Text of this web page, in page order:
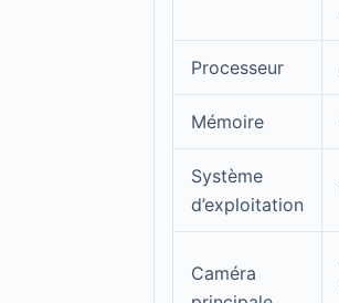
Processeur
Mémoire
Système
d’exploitation
Caméra